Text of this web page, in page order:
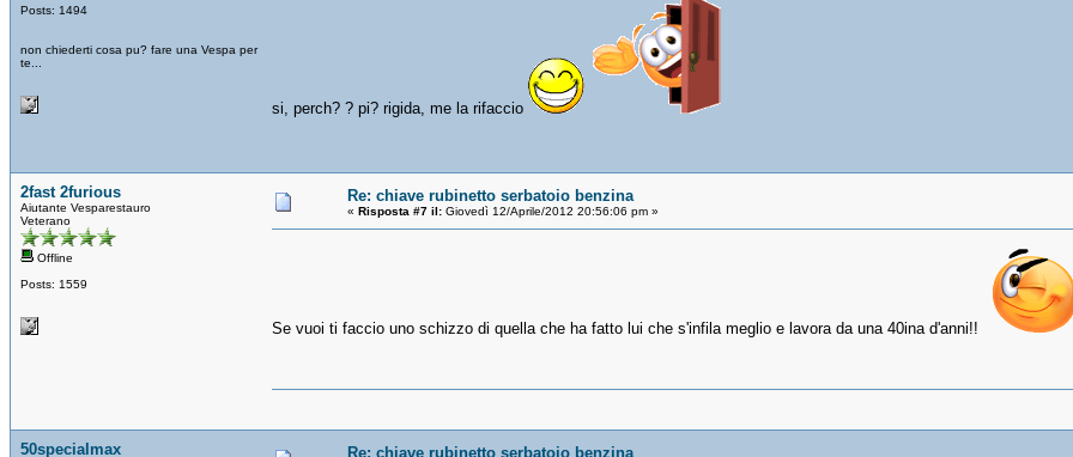
Posts: 1494
non chiederti cosa pu? fare una Vespa per
te...
si, perch? ? pi? rigida, me la rifaccio
2fast 2furious
Aiutante Vesparestauro
Veterano
Offline
Posts: 1559
Re: chiave rubinetto serbatoio benzina
« Risposta #7 il: Giovedì 12/Aprile/2012 20:56:06 pm »
Se vuoi ti faccio uno schizzo di quella che ha fatto lui che s'infila meglio e lavora da una 40ina d'anni!!
50specialmax Re: chiave rubinetto serbatoio benzina